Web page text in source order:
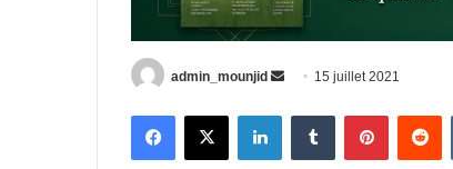
admin_mounjid
Envoyer
courriel
15 juillet 2021
Facebook
X LinkedinTumblr Pinterest